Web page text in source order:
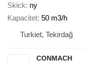
Skick ny
Kapacitet 50 m3/h
Turkiet, Tekirdağ
CONMACH